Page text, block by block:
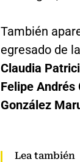
También
egresado de
Claudia
Felipe Andrés
González
Lea también